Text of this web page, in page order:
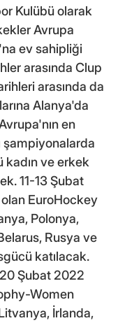
Kulübü olarak
Avrupa
ev sahipliği
arasında Clup
arasında da
Alanya'da
en
şampiyonalarda
kadın ve erkek
11-13 Şubat
EuroHockey
Polonya,
Rusya ve
katılacak.
Şubat 2022
Women
İrlanda,